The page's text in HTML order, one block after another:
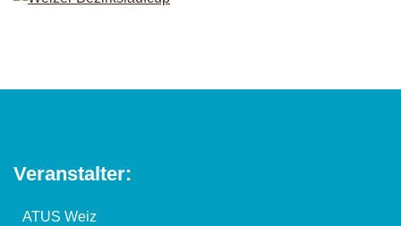
Veranstalter:
ATUS Weiz